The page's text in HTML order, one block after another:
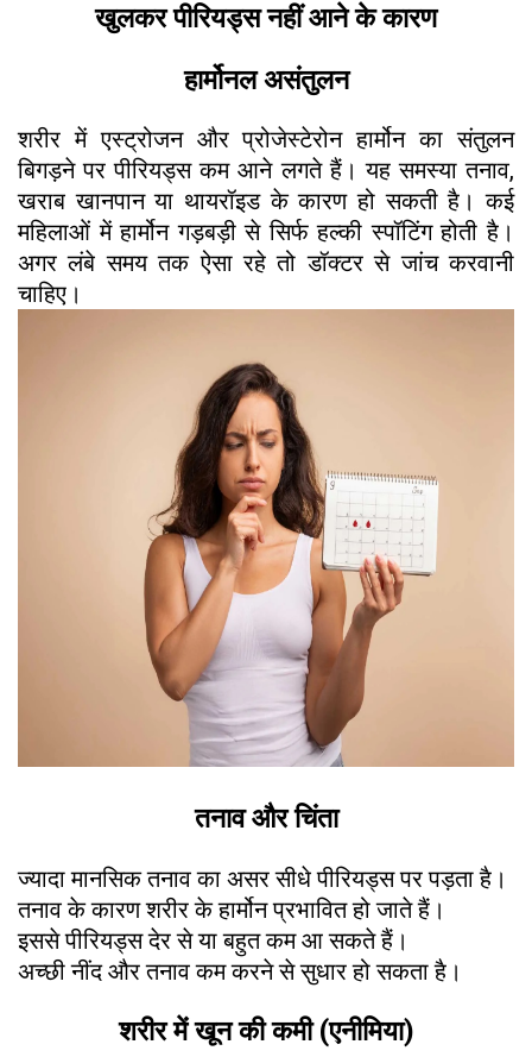
खुलकर पीरियड्स नहीं आने के कारण
हार्मोनल असंतुलन
शरीर में एस्ट्रोजन और प्रोजेस्टेरोन हार्मोन का संतुलन
बिगड़ने पर पीरियड्स कम आने लगते हैं। यह समस्या तनाव,
खराब खानपान या थायरॉइड के कारण हो सकती है। कई
महिलाओं में हार्मोन गड़बड़ी से सिर्फ हल्की स्पॉटिंग होती है।
अगर लंबे समय तक ऐसा रहे तो डॉक्टर से जांच करवानी
चाहिए।
तनाव और चिंता
ज्यादा मानसिक तनाव का असर सीधे पीरियड्स पर पड़ता है।
तनाव के कारण शरीर के हार्मोन प्रभावित हो जाते हैं।
इससे पीरियड्स देर से या बहुत कम आ सकते हैं।
अच्छी नींद और तनाव कम करने से सुधार हो सकता है।
शरीर में खून की कमी (एनीमिया)